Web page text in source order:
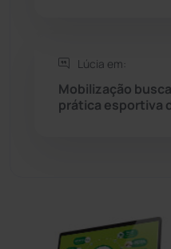
Lúcia em:
Mobilização
prática esportiva